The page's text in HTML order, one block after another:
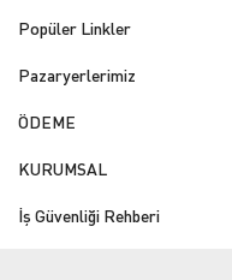
Popüler Linkler
Pazaryerlerimiz
ÖDEME
KURUMSAL
İş Güvenliği Rehberi